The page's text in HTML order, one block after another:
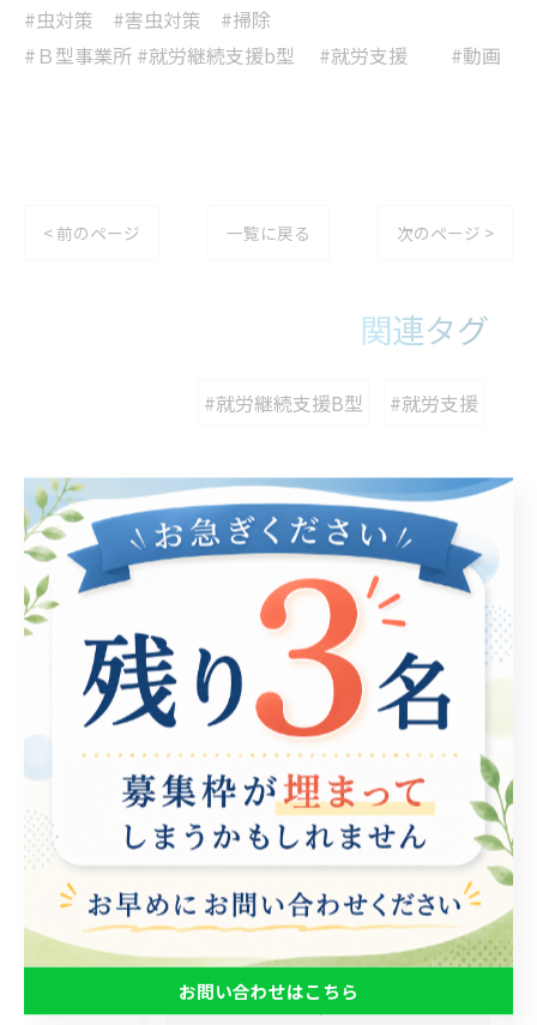
#虫対策 #害虫対策 #掃除
#Ｂ型事業所 #就労継続支援b型 #就労支援 #動画
< 前のページ 一覧に戻る 次のページ >
関連タグ
#就労継続支援B型 #就労支援
カテゴリー Categories
全てのカテゴリー
在宅支援
動画編集
ゲーム制作
eスポーツ
お知らせ
その他
最近の投稿
Recent
お問い合わせはこちら